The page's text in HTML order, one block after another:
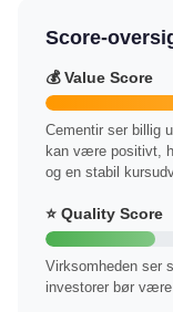
Score-
💰 Value Score
Cementir ser billig
kan være positivt,
og en stabil
⭐ Quality Score
Virksomheden ser
investorer bør